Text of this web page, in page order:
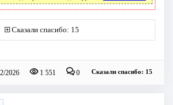
Сказали спасибо: 15
2026 1 551 0 Сказали спасибо: 15